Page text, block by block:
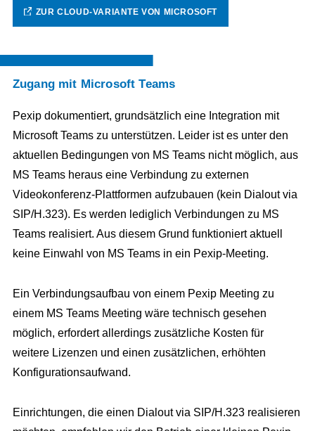
ZUR CLOUD-VARIANTE VON MICROSOFT
Zugang mit Microsoft Teams
Pexip dokumentiert, grundsätzlich eine Integration mit
Microsoft Teams zu unterstützen. Leider ist es unter den
aktuellen Bedingungen von MS Teams nicht möglich, aus
MS Teams heraus eine Verbindung zu externen
Videokonferenz-Plattformen aufzubauen (kein Dialout via
SIP/H.323). Es werden lediglich Verbindungen zu MS
Teams realisiert. Aus diesem Grund funktioniert aktuell
keine Einwahl von MS Teams in ein Pexip-Meeting.
Ein Verbindungsaufbau von einem Pexip Meeting zu
einem MS Teams Meeting wäre technisch gesehen
möglich, erfordert allerdings zusätzliche Kosten für
weitere Lizenzen und einen zusätzlichen, erhöhten
Konfigurationsaufwand.
Einrichtungen, die einen Dialout via SIP/H.323 realisieren